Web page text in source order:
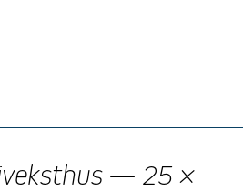
— 25 ×